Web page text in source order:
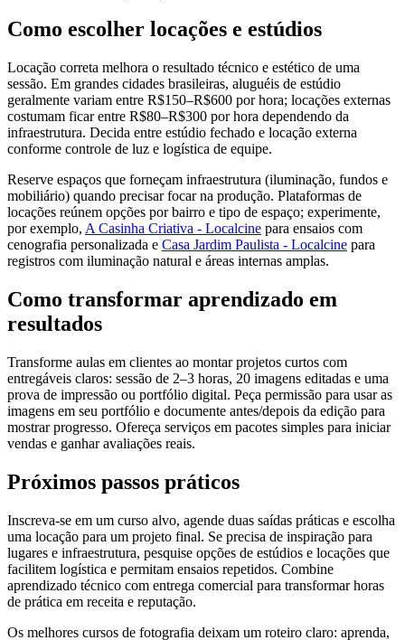
Como escolher locações e estúdios
Locação correta melhora o resultado técnico e estético de uma
sessão. Em grandes cidades brasileiras, aluguéis de estúdio
geralmente variam entre R$150–R$600 por hora; locações externas
costumam ficar entre R$80–R$300 por hora dependendo da
infraestrutura. Decida entre estúdio fechado e locação externa
conforme controle de luz e logística de equipe.
Reserve espaços que forneçam infraestrutura (iluminação, fundos e
mobiliário) quando precisar focar na produção. Plataformas de
locações reúnem opções por bairro e tipo de espaço; experimente,
por exemplo, A Casinha Criativa - Localcine para ensaios com
cenografia personalizada e Casa Jardim Paulista - Localcine para
registros com iluminação natural e áreas internas amplas.
Como transformar aprendizado em
resultados
Transforme aulas em clientes ao montar projetos curtos com
entregáveis claros: sessão de 2–3 horas, 20 imagens editadas e uma
prova de impressão ou portfólio digital. Peça permissão para usar as
imagens em seu portfólio e documente antes/depois da edição para
mostrar progresso. Ofereça serviços em pacotes simples para iniciar
vendas e ganhar avaliações reais.
Próximos passos práticos
Inscreva-se em um curso alvo, agende duas saídas práticas e escolha
uma locação para um projeto final. Se precisa de inspiração para
lugares e infraestrutura, pesquise opções de estúdios e locações que
facilitem logística e permitam ensaios repetidos. Combine
aprendizado técnico com entrega comercial para transformar horas
de prática em receita e reputação.
Os melhores cursos de fotografia deixam um roteiro claro: aprenda,